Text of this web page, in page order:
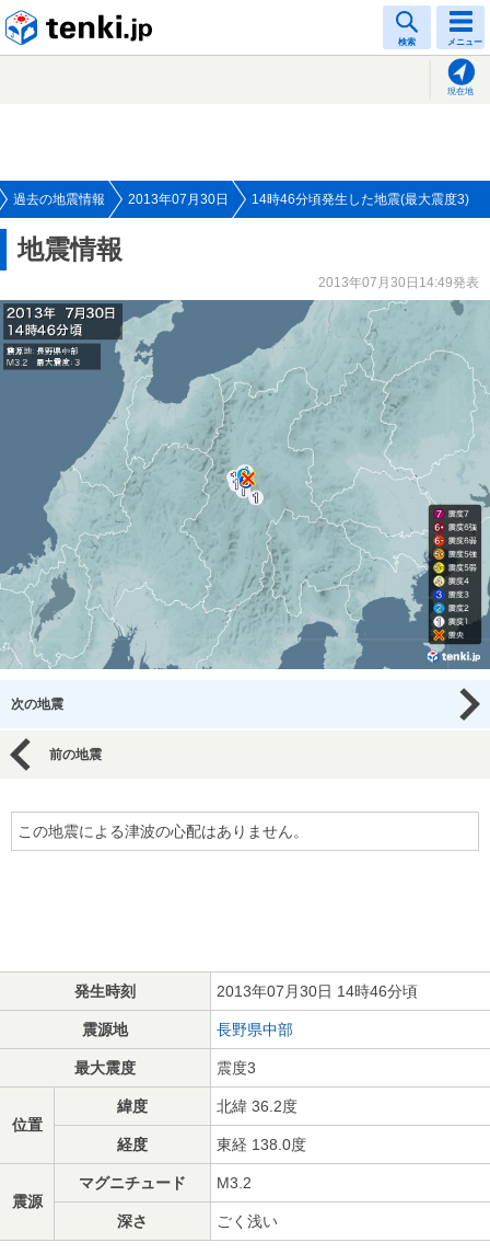
検索 メニュー
現在地
過去の地震情報 2013年07月30日 14時46分頃発生した地震(最大震度3)
地震情報
2013年07月30日14:49発表
次の地震
前の地震
この地震による津波の心配はありません。
発生時刻 2013年07月30日 14時46分頃
震源地 長野県中部
最大震度 震度3
位置
緯度 北緯 36.2度
経度 東経 138.0度
震源
マグニチュード M3.2
深さ ごく浅い